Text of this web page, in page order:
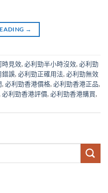
→
時見效, 必利勁半小時沒效, 必利勁
錯誤, 必利勁正確用法, 必利勁無效
, 必利勁香港價格, 必利勁香港正品,
必利勁香港評價, 必利勁香港購買,